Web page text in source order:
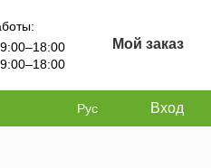
9:00–18:00
9:00–18:00
Мой заказ
Рус Вход